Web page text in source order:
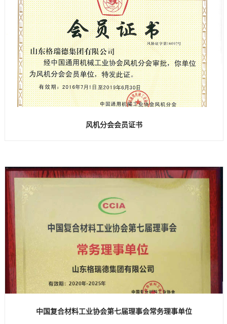
风机分会会员证书
中国复合材料工业协会第七届理事会常务理事单位